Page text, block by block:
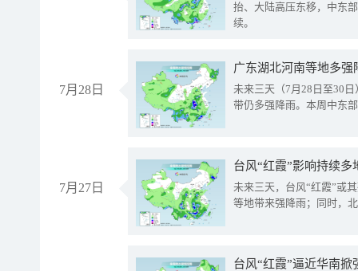
抬、大陆高压东移，中东
续。
7月28日
广东湖北河南等地多
未来三天（7月28日至30
带仍多强降雨。本周中东
7月27日
台风“红霞”影响持续
未来三天，台风“红霞”或
等地带来强降雨；同时，
台风“红霞”逼近华南